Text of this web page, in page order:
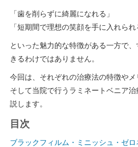
「歯を削らずに綺麗になれる」
「短期間で理想の笑顔を手に入れられ
といった魅力的な特徴がある一方で
きるわけではありません。
今回は、それぞれの治療法の特徴やメ
そして当院で行うラミネートベニア
説します。
目次
ブラックフィルム・ミニッシュ・ゼロ